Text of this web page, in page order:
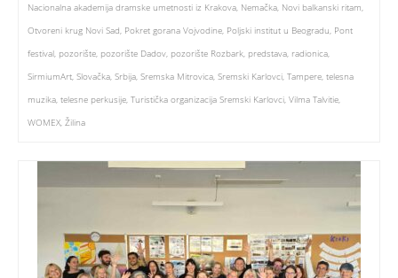
Nacionalna akademija dramske umetnosti iz Krakova, Nemačka, Novi balkanski ritam,
Otvoreni krug Novi Sad, Pokret gorana Vojvodine, Poljski institut u Beogradu, Pont
festival, pozorište, pozorište Dadov, pozorište Rozbark, predstava, radionica,
SirmiumArt, Slovačka, Srbija, Sremska Mitrovica, Sremski Karlovci, Tampere, telesna
muzika, telesne perkusije, Turistička organizacija Sremski Karlovci, Vilma Talvitie,
WOMEX, Žilina